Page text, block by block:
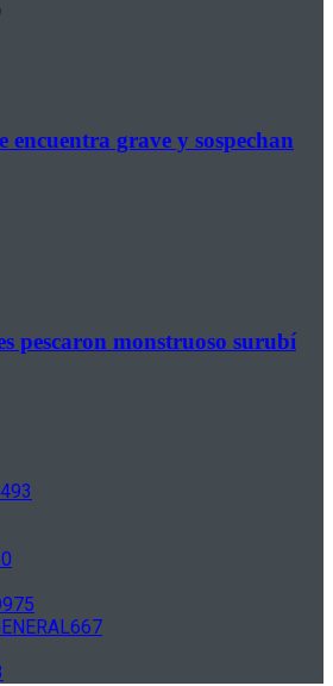
encuentra grave y sospechan
pescaron monstruoso surubí
975
667